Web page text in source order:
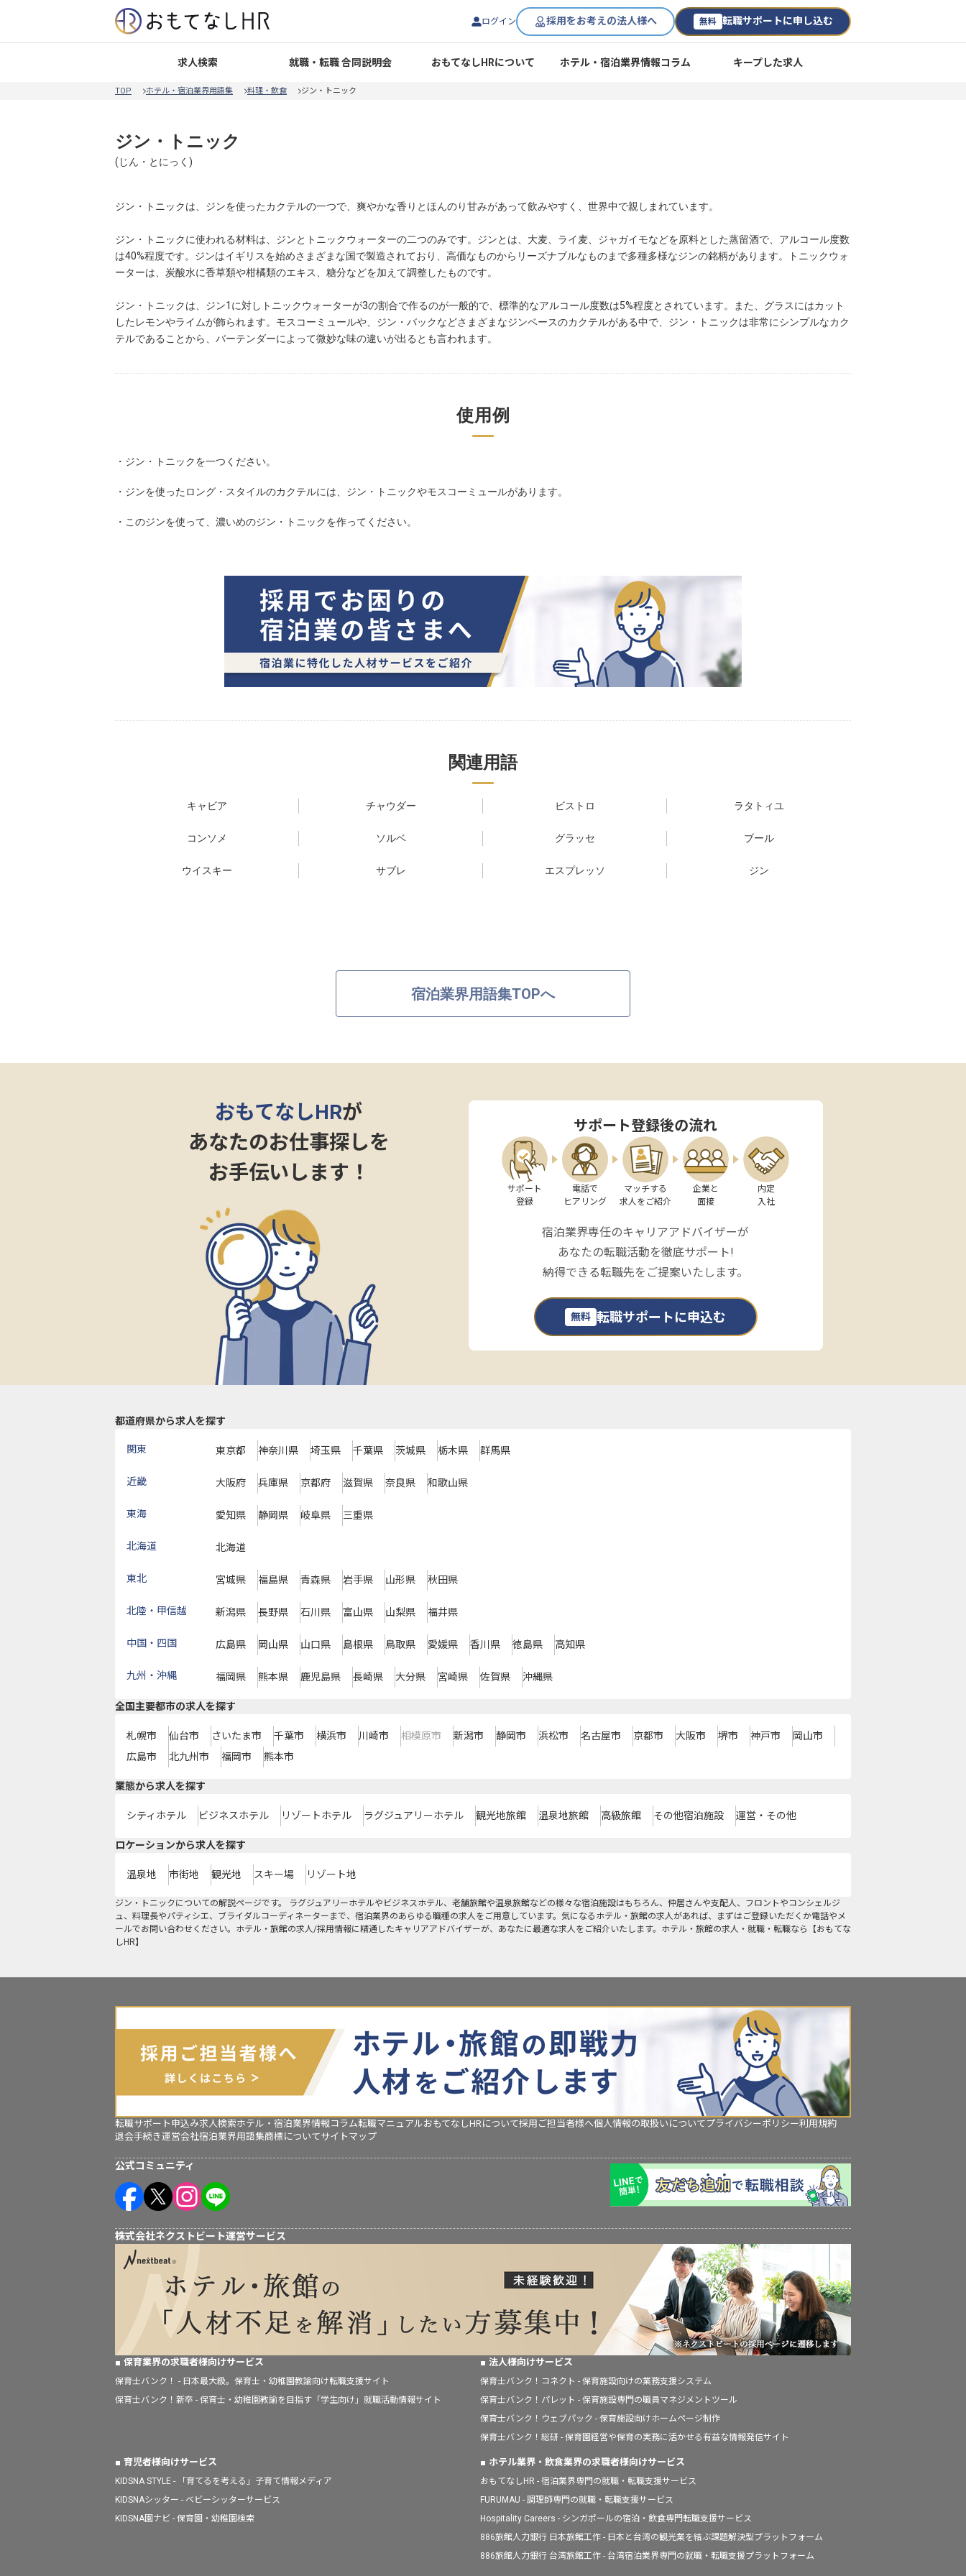
ログイン 採用をお考えの法人様へ 無料 転職サポートに申し込む
求人検索 就職・転職 合同説明会 おもてなしHRについて ホテル・宿泊業界情報コラム キープした求人
TOP ホテル・宿泊業界用語集 料理・飲食 ジン・トニック
ジン・トニック
( じん・とにっく )
ジン・トニックは、ジンを使ったカクテルの一つで、爽やかな香りとほんのり甘みがあって飲みやすく、世界中で親しまれています。
ジン・トニックに使われる材料は、ジンとトニックウォーターの二つのみです。ジンとは、大麦、ライ麦、ジャガイモなどを原料とした蒸留酒で、アルコール度数
は40%程度です。ジンはイギリスを始めさまざまな国で製造されており、高価なものからリーズナブルなものまで多種多様なジンの銘柄があります。トニックウォ
ーターは、炭酸水に香草類や柑橘類のエキス、糖分などを加えて調整したものです。
ジン・トニックは、ジン1に対しトニックウォーターが3の割合で作るのが一般的で、標準的なアルコール度数は5%程度とされています。また、グラスにはカット
したレモンやライムが飾られます。モスコーミュールや、ジン・バックなどさまざまなジンベースのカクテルがある中で、ジン・トニックは非常にシンプルなカク
テルであることから、バーテンダーによって微妙な味の違いが出るとも言われます。
使用例
・ジン・トニックを一つください。
・ジンを使ったロング・スタイルのカクテルには、ジン・トニックやモスコーミュールがあります。
・このジンを使って、濃いめのジン・トニックを作ってください。
関連用語
キャビア チャウダー ビストロ ラタトィユ
コンソメ ソルベ グラッセ ブール
ウイスキー サブレ エスプレッソ ジン
宿泊業界用語集TOPへ
おもてなしHRが
あなたのお仕事探しを
お手伝いします！
サポート登録後の流れ
サポート
登録
電話で
ヒアリング
マッチする
求人をご紹介
企業と
面接
内定
入社
宿泊業界専任のキャリアアドバイザーが
あなたの転職活動を徹底サポート!
納得できる転職先をご提案いたします。
無料 転職サポートに申込む
都道府県から求人を探す
関東 東京都 神奈川県 埼玉県 千葉県 茨城県 栃木県 群馬県
近畿 大阪府 兵庫県 京都府 滋賀県 奈良県 和歌山県
東海 愛知県 静岡県 岐阜県 三重県
北海道 北海道
東北 宮城県 福島県 青森県 岩手県 山形県 秋田県
北陸・甲信越 新潟県 長野県 石川県 富山県 山梨県 福井県
中国・四国 広島県 岡山県 山口県 島根県 鳥取県 愛媛県 香川県 徳島県 高知県
九州・沖縄 福岡県 熊本県 鹿児島県 長崎県 大分県 宮崎県 佐賀県 沖縄県
全国主要都市の求人を探す
札幌市 仙台市 さいたま市 千葉市 横浜市 川崎市 相模原市 新潟市 静岡市 浜松市 名古屋市 京都市 大阪市 堺市 神戸市
岡山市
広島市
北九州市 福岡市 熊本市
業態から求人を探す
シティホテル ビジネスホテル リゾートホテル ラグジュアリーホテル 観光地旅館 温泉地旅館 高級旅館 その他宿泊施設 運営・その他
ロケーションから求人を探す
温泉地 市街地 観光地 スキー場 リゾート地
ジン・トニックについての解説ページです。 ラグジュアリーホテルやビジネスホテル、老舗旅館や温泉旅館などの様々な宿泊施設はもちろん、仲居さんや支配人、フロントやコンシェルジ
ュ、料理長やパティシエ、ブライダルコーディネーターまで、宿泊業界のあらゆる職種の求人をご用意しています。気になるホテル・旅館の求人があれば、まずはご登録いただくか電話やメ
ールでお問い合わせください。ホテル・旅館の求人/採用情報に精通したキャリアアドバイザーが、あなたに最適な求人をご紹介いたします。ホテル・旅館の求人・就職・転職なら【おもてな
しHR】
転職サポート申込み求人検索ホテル・宿泊業界情報コラム転職マニュアルおもてなしHRについて採用ご担当者様へ個人情報の取扱いについてプライバシーポリシー利用規約
退会手続き運営会社宿泊業界用語集商標についてサイトマップ
公式コミュニティ
株式会社ネクストビート運営サービス
保育業界の求職者様向けサービス
保育士バンク！ - 日本最大級。保育士・幼稚園教諭向け転職支援サイト
保育士バンク！新卒 - 保育士・幼稚園教諭を目指す「学生向け」就職活動情報サイト
法人様向けサービス
保育士バンク！コネクト - 保育施設向けの業務支援システム
保育士バンク！パレット - 保育施設専門の職員マネジメントツール
保育士バンク！ウェブパック - 保育施設向けホームページ制作
保育士バンク！総研 - 保育園経営や保育の実務に活かせる有益な情報発信サイト
育児者様向けサービス
KIDSNA STYLE - 「育てるを考える」子育て情報メディア
KIDSNAシッター - ベビーシッターサービス
KIDSNA園ナビ - 保育園・幼稚園検索
ホテル業界・飲食業界の求職者様向けサービス
おもてなしHR - 宿泊業界専門の就職・転職支援サービス
FURUMAU - 調理師専門の就職・転職支援サービス
Hospitality Careers - シンガポールの宿泊・飲食専門転職支援サービス
886旅館人力銀行 日本旅館工作 - 日本と台湾の観光業を結ぶ課題解決型プラットフォーム
886旅館人力銀行 台湾旅館工作 - 台湾宿泊業界専門の就職・転職支援プラットフォーム